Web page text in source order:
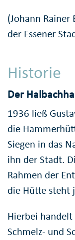
(Johann Rainer
der Essener
Historie
Der
1936 ließ
die
Siegen in das
ihn der Stadt.
Rahmen der
die Hütte steht
Hierbei
Schmelz- und